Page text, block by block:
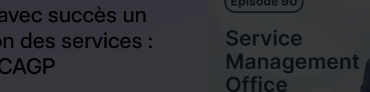
succès un
des services :